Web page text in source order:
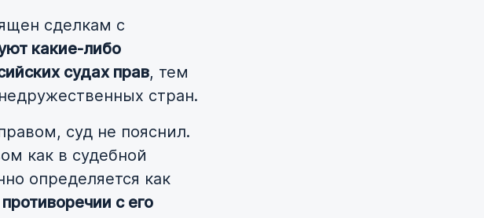
сделкам с
какие-либо
судах прав, тем
стран.
суд не пояснил.
как в судебной
определяется как
с его